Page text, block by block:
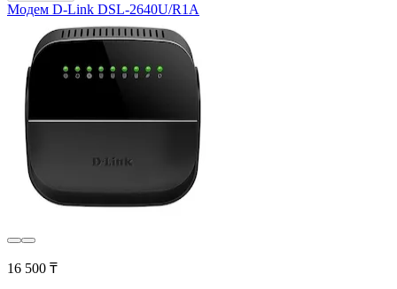
Модем D-Link DSL-2640U/R1A
16 500 ₸